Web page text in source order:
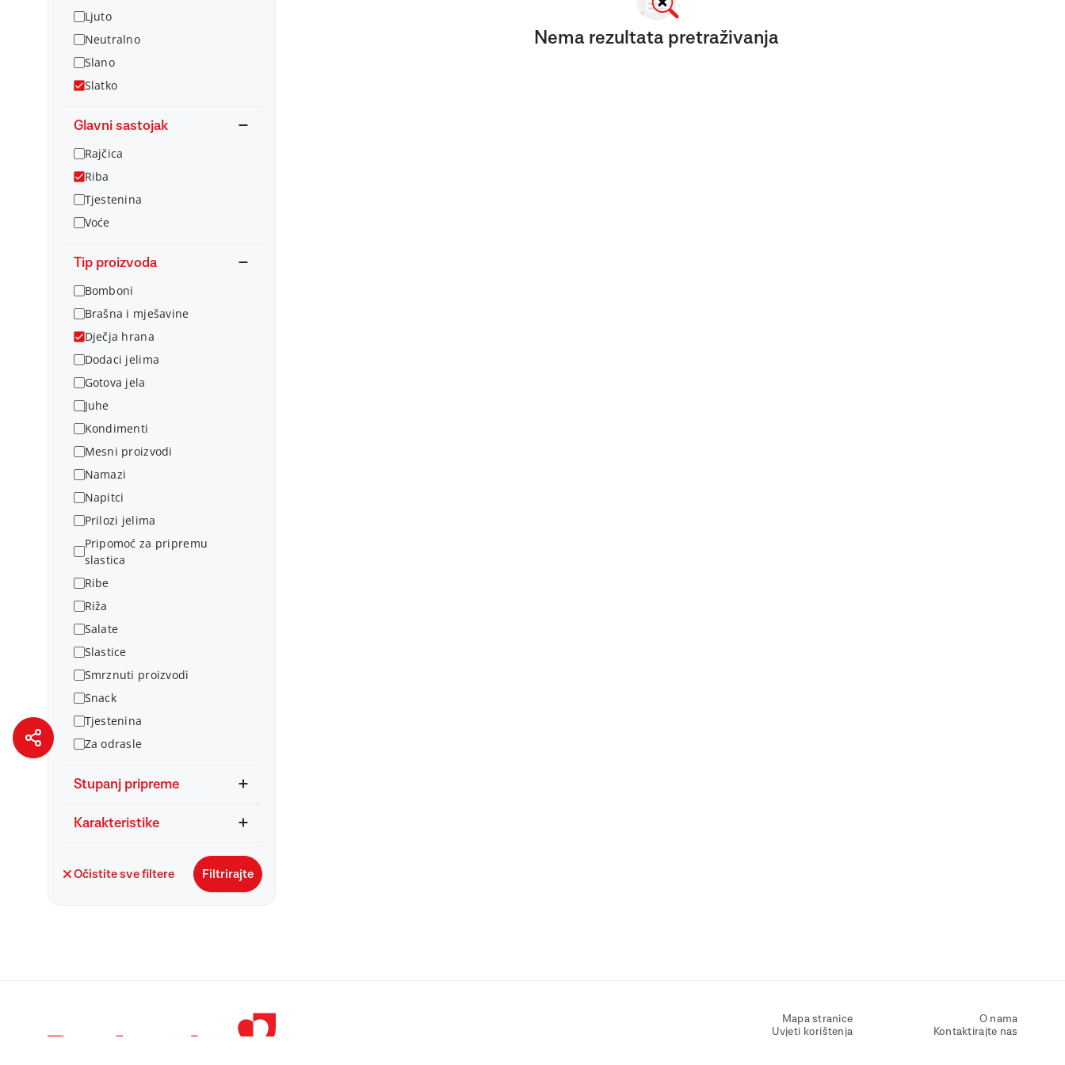
Ljuto
Neutralno
Slano
Slatko
Glavni sastojak
Rajčica
Riba
Tjestenina
Voće
Tip proizvoda
Bomboni
Brašna i mješavine
Dječja hrana
Dodaci jelima
Gotova jela
Juhe
Kondimenti
Mesni proizvodi
Namazi
Napitci
Prilozi jelima
Pripomoć za pripremu
slastica
Ribe
Riža
Salate
Slastice
Smrznuti proizvodi
Snack
Tjestenina
Za odrasle
Stupanj pripreme
Karakteristike
Očistite sve filtere Filtrirajte
Nema rezultata pretraživanja
Mapa stranice
Uvjeti korištenja
O nama
Kontaktirajte nas